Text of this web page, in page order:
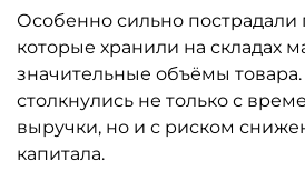
Особенно сильно
которые хранили на складах
значительные объёмы
столкнулись не только с
выручки, но и с риском
капитала.